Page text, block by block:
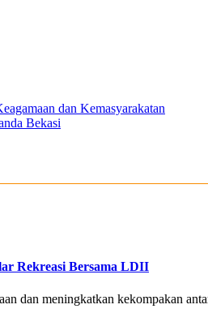
dan Kemasyarakatan
Bekasi
Rekreasi Bersama LDII
dan meningkatkan kekompakan